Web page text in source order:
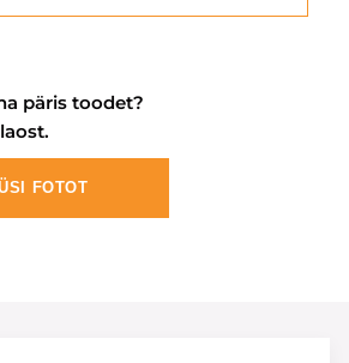
päris toodet?
FOTOT